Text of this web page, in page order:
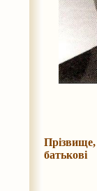
Прізвище,